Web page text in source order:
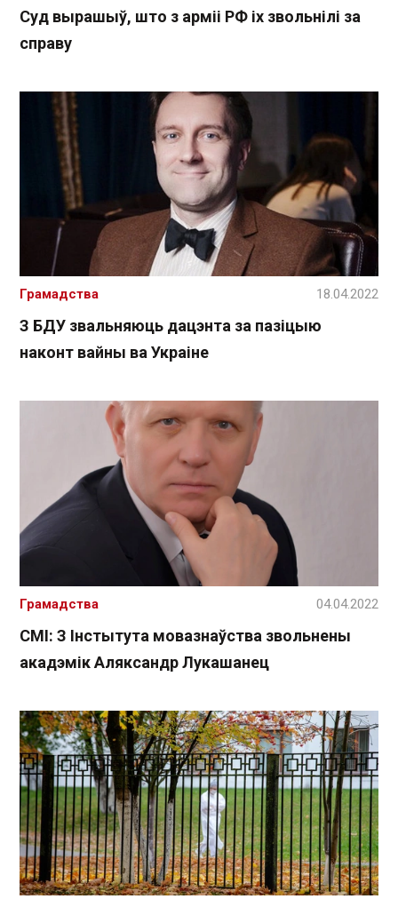
Суд вырашыў, што з арміі РФ іх звольнілі за
справу
З БДУ звальняюць дацэнта за пазіцыю
наконт вайны ва Украіне
Грамадства 18.04.2022
СМІ: З Інстытута мовазнаўства звольнены
акадэмік Аляксандр Лукашанец
Грамадства 04.04.2022